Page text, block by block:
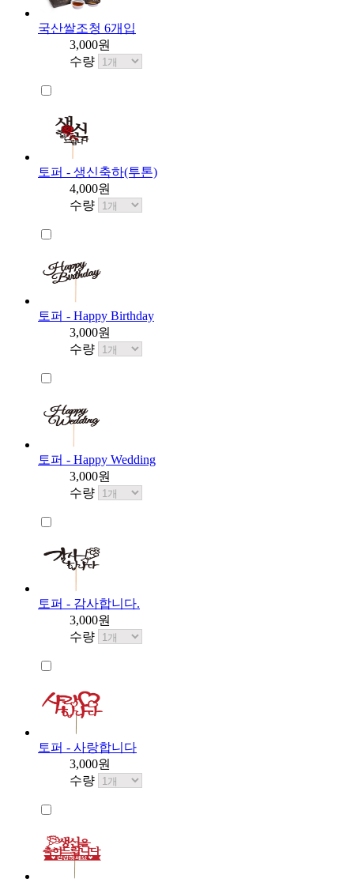
국산쌀조청 6개입
3,000원
수량
토퍼 - 생신축하(투톤)
4,000원
수량
토퍼 - Happy Birthday
3,000원
수량
토퍼 - Happy Wedding
3,000원
수량
토퍼 - 감사합니다.
3,000원
수량
토퍼 - 사랑합니다
3,000원
수량